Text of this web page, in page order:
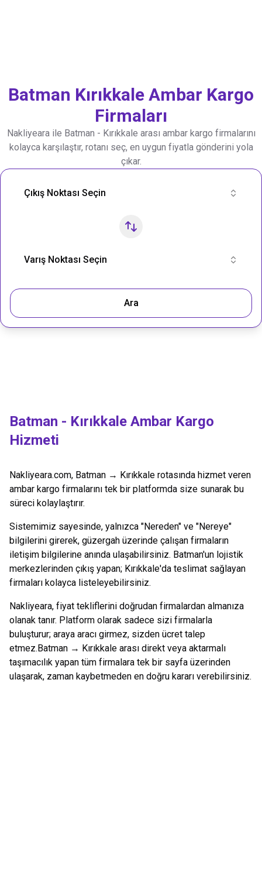
Batman Kırıkkale Ambar Kargo
Firmaları
Nakliyeara ile Batman - Kırıkkale arası ambar kargo firmalarını
kolayca karşılaştır, rotanı seç, en uygun fiyatla gönderini yola
çıkar.
Nakliye Rotası Ara
Çıkış Noktası Seçin
Varış Noktası Seçin
Ara
Batman - Kırıkkale Ambar Kargo
Hizmeti
Nakliyeara.com, Batman → Kırıkkale rotasında hizmet veren
ambar kargo firmalarını tek bir platformda size sunarak bu
süreci kolaylaştırır.
Sistemimiz sayesinde, yalnızca "Nereden" ve "Nereye"
bilgilerini girerek, güzergah üzerinde çalışan firmaların
iletişim bilgilerine anında ulaşabilirsiniz. Batman'un lojistik
merkezlerinden çıkış yapan; Kırıkkale'da teslimat sağlayan
firmaları kolayca listeleyebilirsiniz.
Nakliyeara, fiyat tekliflerini doğrudan firmalardan almanıza
olanak tanır. Platform olarak sadece sizi firmalarla
buluşturur; araya aracı girmez, sizden ücret talep
etmez.Batman → Kırıkkale arası direkt veya aktarmalı
taşımacılık yapan tüm firmalara tek bir sayfa üzerinden
ulaşarak, zaman kaybetmeden en doğru kararı verebilirsiniz.